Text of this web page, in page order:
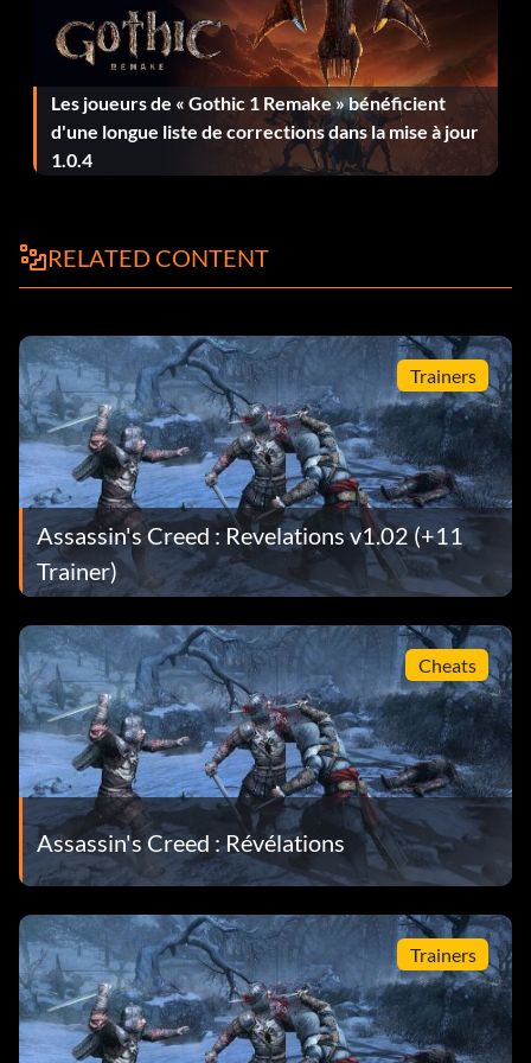
Téléchargement sur Uplay pour 40 unités.
Croisé :
Achetez le DLC Lost Archive.
Achetez le DLC Lost Archive.
Bouffon ottoman :
Achetez le DLC Lost Archive.
Incarnez une courtisane en mode multijoueur :
Lorsque vous atteignez le niveau 50 en mode multijoueur,
la courtisane Fiora Cavazza devient un personnage
Déverrouiller le niveau de défi Hagia Sofia :
Lorsque vous aurez collecté les 10 pages de mémoires
d'Ishak Pacha, le niveau de défi Hagia Sofia sera débloqué.
Pour atteindre TOUTES les pages de mémoires d'Ishak
Pacha, vous devrez jouer jusqu'à la Séquence ADN 5 -
Mémoire 3, car vous ne pourrez pas entrer dans la tombe
cachée d'Hagia Sofia plus tôt.
Bonus de défi :
Relevez les défis suivants pour débloquer le bonus
correspondant.
Les joueurs de « Gothic 1 Remake » bénéficient
d'une longue liste de corrections dans la mise à jour
1.0.4
RELATED CONTENT
Trainers
Assassin's Creed : Revelations v1.02 (+11
Trainer)
Cheats
Assassin's Creed : Révélations
Trainers